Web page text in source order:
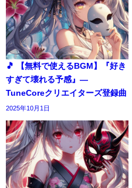
🎵 【無料で使えるBGM】『好き
すぎて壊れる予感』―
TuneCoreクリエイターズ登録曲
2025年10月1日